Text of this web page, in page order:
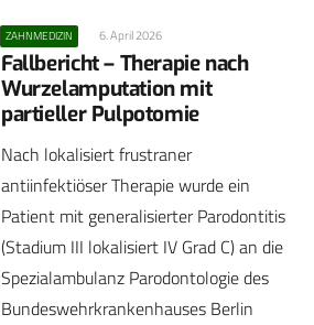
ZAHNMEDIZIN 6. April 2026
Fallbericht – Therapie nach
Wurzelamputation mit
partieller Pulpotomie
Nach lokalisiert frustraner
antiinfektiöser Therapie wurde ein
Patient mit generalisierter Parodontitis
(Stadium III lokalisiert IV Grad C) an die
Spezialambulanz Parodontologie des
Bundeswehrkrankenhauses Berlin